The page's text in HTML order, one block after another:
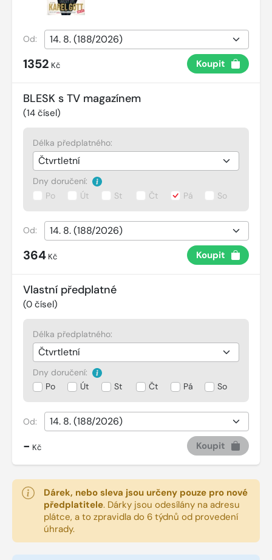
Od:
1352 Kč Koupit
BLESK s TV magazínem
(14 čísel)
Délka předplatného:
Dny doručení:
Po
Út St Čt Pá So
Od:
364 Kč Koupit
Vlastní předplatné
(0 čísel)
Délka předplatného:
Dny doručení:
Po
Út St Čt Pá So
Od:
- Kč Koupit
Dárek, nebo sleva jsou určeny pouze pro nové
předplatitele. Dárky jsou odesílány na adresu
plátce, a to zpravidla do 6 týdnů od provedení
úhrady.